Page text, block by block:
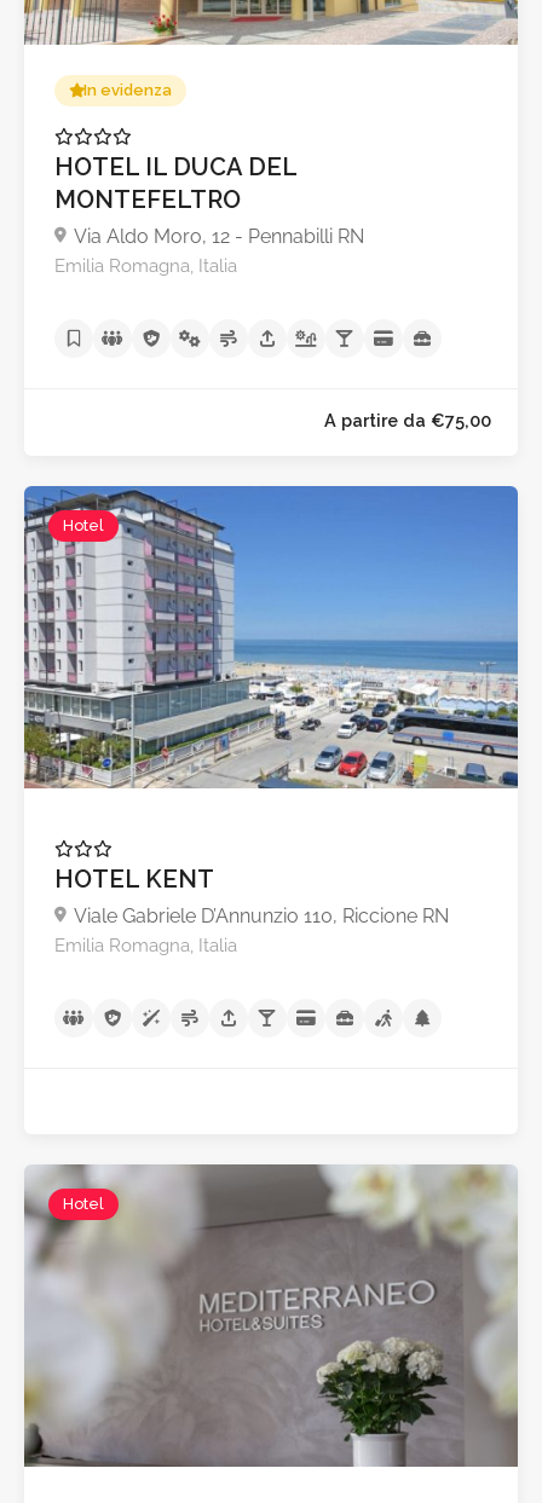
In evidenza
HOTEL IL DUCA DEL
MONTEFELTRO
Via Aldo Moro, 12 - Pennabilli RN
Emilia Romagna, Italia
A partire da
Hotel
HOTEL KENT
Viale Gabriele D’Annunzio 110, Riccione RN
Emilia Romagna, Italia
Hotel